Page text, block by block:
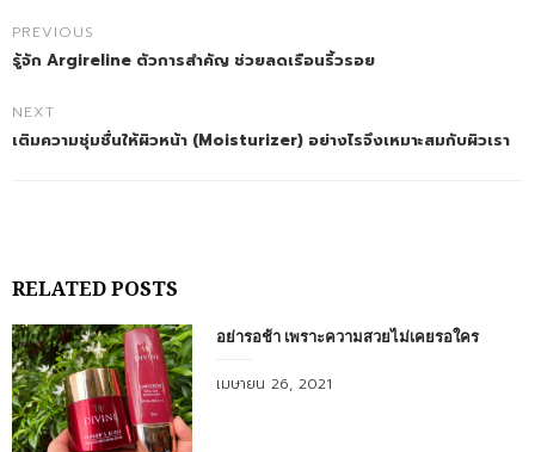
PREVIOUS
รู้จัก Argireline ตัวการสำคัญ ช่วยลดเรือนริ้วรอย
NEXT
เติมความชุ่มชื่นให้ผิวหน้า (Moisturizer) อย่างไรจึงเหมาะสมกับผิวเรา
RELATED POSTS
อย่ารอช้า เพราะความสวยไม่เคยรอใคร
Posted
เมษายน 26, 2021